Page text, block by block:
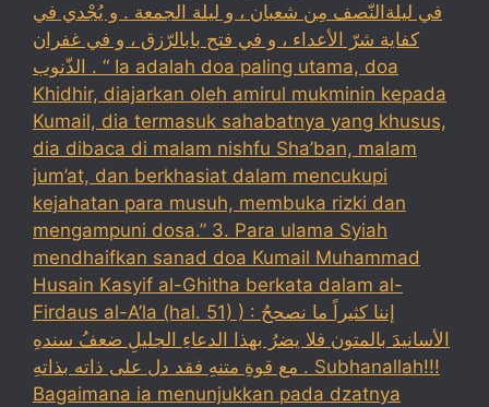
في ليلةالنّصف مِن شعبان ، و ليلة الجمعة . و يُجْدي في
كفاية شرّ الأعداء ، و في فتح بابالرّزق ، و في غفران
الذّنوب . “ Ia adalah doa paling utama, doa
Khidhir, diajarkan oleh amirul mukminin kepada
Kumail, dia termasuk sahabatnya yang khusus,
dia dibaca di malam nishfu Sha’ban, malam
jum’at, dan berkhasiat dalam mencukupi
kejahatan para musuh, membuka rizki dan
mengampuni dosa.” 3. Para ulama Syiah
mendhaifkan sanad doa Kumail Muhammad
Husain Kasyif al-Ghitha berkata dalam al-
Firdaus al-A’la (hal. 51) ) : إننا كثيراً ما نصححُ
الأسانيدَ بالمتون فلا يضرُ بهذا الدعاءِ الجليلِ ضعفُ سندهِ
مع قوةِ متنهِ فقد دل على ذاته بذاتهِ . Subhanallah!!!
Bagaimana ia menunjukkan pada dzatnya